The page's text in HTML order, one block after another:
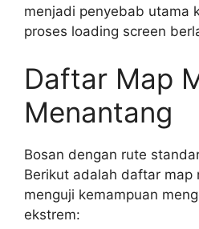
menjadi penyebab utama
proses loading screen
Daftar Map
Menantang
Bosan dengan rute
Berikut adalah daftar map
menguji kemampuan
ekstrem: